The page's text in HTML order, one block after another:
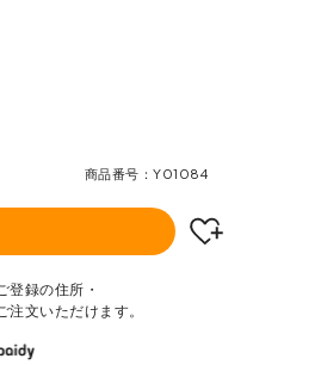
商品番号 Y01084
録の住所・
文いただけます。